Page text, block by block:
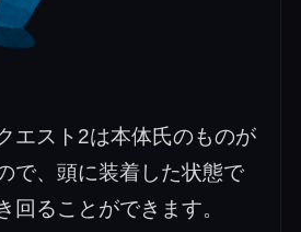
エスト2は本体氏のものが
で、頭に装着した状態で
回ることができます。